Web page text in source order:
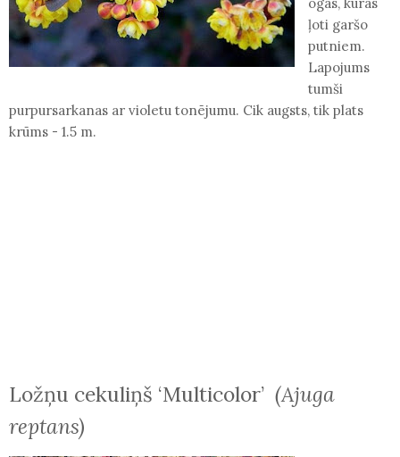
ogas, kuras
ļoti garšo
putniem.
Lapojums
tumši
purpursarkanas ar violetu tonējumu. Cik augsts, tik plats
krūms - 1.5 m.
Ložņu cekuliņš ‘Multicolor’ (Ajuga
reptans)